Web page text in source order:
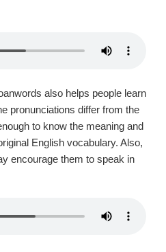
also helps people learn
pronunciations differ from the
to know the meaning and
English vocabulary. Also,
encourage them to speak in